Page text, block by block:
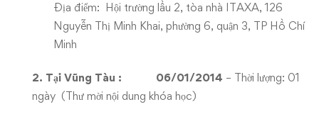
Địa điểm: Hội trường lầu 2, tòa nhà ITAXA, 126
Nguyễn Thị Minh Khai, phường 6, quận 3, TP Hồ Chí
Minh
2. Tại Vũng Tàu : 06/01/2014 – Thời lượng: 01
ngày (Thư mời nội dung khóa học)